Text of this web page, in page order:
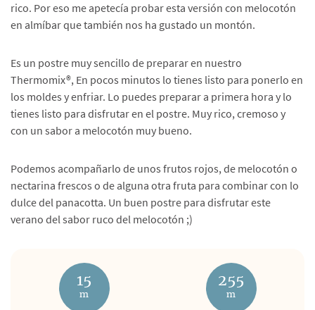
rico. Por eso me apetecía probar esta versión con melocotón
en almíbar que también nos ha gustado un montón.
Es un postre muy sencillo de preparar en nuestro
Thermomix®, En pocos minutos lo tienes listo para ponerlo en
los moldes y enfriar. Lo puedes preparar a primera hora y lo
tienes listo para disfrutar en el postre. Muy rico, cremoso y
con un sabor a melocotón muy bueno.
Podemos acompañarlo de unos frutos rojos, de melocotón o
nectarina frescos o de alguna otra fruta para combinar con lo
dulce del panacotta. Un buen postre para disfrutar este
verano del sabor ruco del melocotón ;)
15
m
255
m